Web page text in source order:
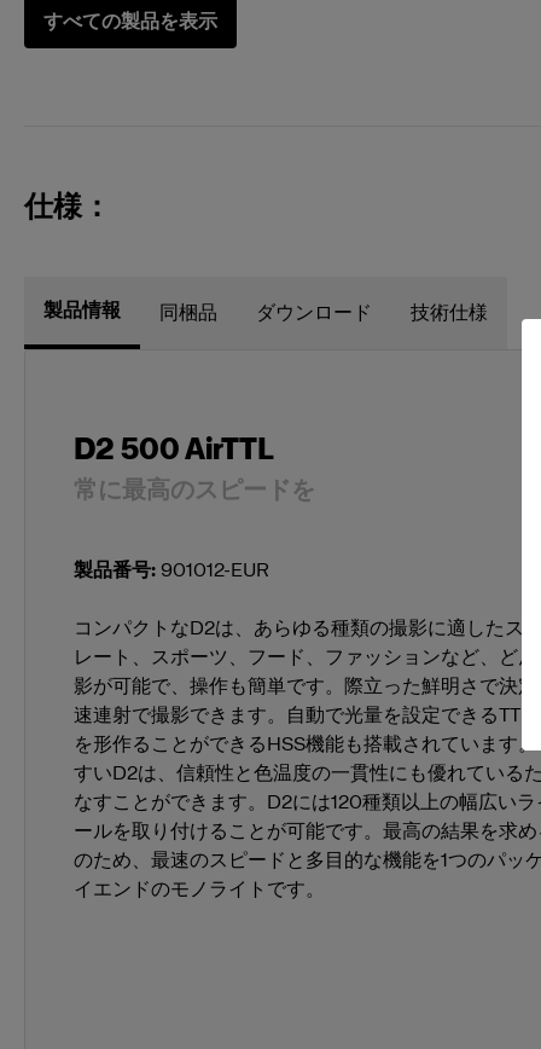
ソフトボックス
ソフトリフレクター
ハードリフレクター
すべての製品を表示
仕様：
製品情報 同梱品 ダウンロード 技術仕様
D2 500 AirTTL
常に最高のスピードを
製品番号: 901012-EUR
コンパクトなD2は、あらゆる種類の撮影に適したス
レート、スポーツ、フード、ファッションなど、ど
影が可能で、操作も簡単です。際立った鮮明さで決
速連射で撮影できます。自動で光量を設定できるTTL
を形作ることができるHSS機能も搭載されています
すいD2は、信頼性と色温度の一貫性にも優れている
なすことができます。D2には120種類以上の幅広い
ールを取り付けることが可能です。最高の結果を求
のため、最速のスピードと多目的な機能を1つのパッ
イエンドのモノライトです。